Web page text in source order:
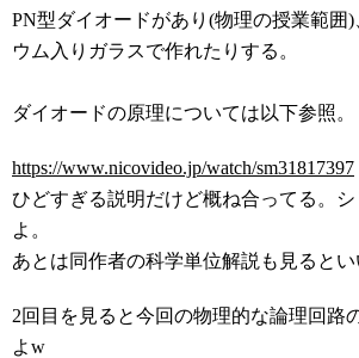
PN型ダイオードがあり(物理の授業範囲
ウム入りガラスで作れたりする。
ダイオードの原理については以下参照。
https://www.nicovideo.jp/watch/sm31817397
ひどすぎる説明だけど概ね合ってる。
よ。
あとは同作者の科学単位解説も見るとい
2回目を見ると今回の物理的な論理回路
よw